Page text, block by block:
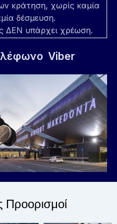
κράτηση, χωρίς καμία
δέσμευση.
ΔΕΝ υπάρχει χρέωση.
Viber
Προορισμοί